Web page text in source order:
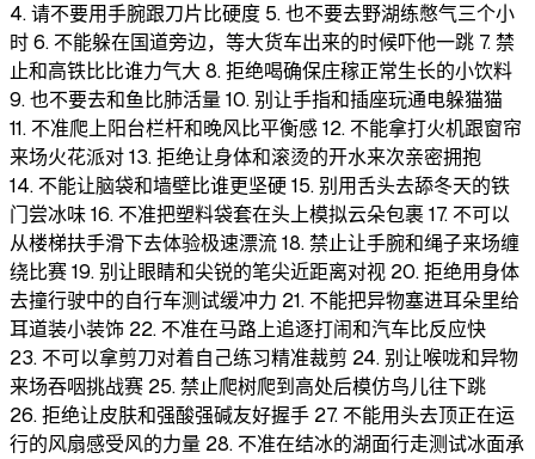
4. 请不要用手腕跟刀片比硬度 5. 也不要去野湖练憋气三个小
时 6. 不能躲在国道旁边，等大货车出来的时候吓他一跳 7. 禁
止和高铁比比谁力气大 8. 拒绝喝确保庄稼正常生长的小饮料
9. 也不要去和鱼比肺活量 10. 别让手指和插座玩通电躲猫猫
11. 不准爬上阳台栏杆和晚风比平衡感 12. 不能拿打火机跟窗帘
来场火花派对 13. 拒绝让身体和滚烫的开水来次亲密拥抱
14. 不能让脑袋和墙壁比谁更坚硬 15. 别用舌头去舔冬天的铁
门尝冰味 16. 不准把塑料袋套在头上模拟云朵包裹 17. 不可以
从楼梯扶手滑下去体验极速漂流 18. 禁止让手腕和绳子来场缠
绕比赛 19. 别让眼睛和尖锐的笔尖近距离对视 20. 拒绝用身体
去撞行驶中的自行车测试缓冲力 21. 不能把异物塞进耳朵里给
耳道装小装饰 22. 不准在马路上追逐打闹和汽车比反应快
23. 不可以拿剪刀对着自己练习精准裁剪 24. 别让喉咙和异物
来场吞咽挑战赛 25. 禁止爬树爬到高处后模仿鸟儿往下跳
26. 拒绝让皮肤和强酸强碱友好握手 27. 不能用头去顶正在运
行的风扇感受风的力量 28. 不准在结冰的湖面行走测试冰面承